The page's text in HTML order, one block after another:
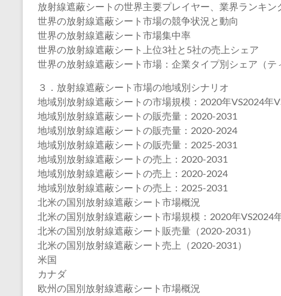
放射線遮蔽シートの世界主要プレイヤー、業界ランキン
世界の放射線遮蔽シート市場の競争状況と動向
世界の放射線遮蔽シート市場集中率
世界の放射線遮蔽シート上位3社と5社の売上シェア
世界の放射線遮蔽シート市場：企業タイプ別シェア（テ
３．放射線遮蔽シート市場の地域別シナリオ
地域別放射線遮蔽シートの市場規模：2020年VS2024年
地域別放射線遮蔽シートの販売量：2020-2031
地域別放射線遮蔽シートの販売量：2020-2024
地域別放射線遮蔽シートの販売量：2025-2031
地域別放射線遮蔽シートの売上：2020-2031
地域別放射線遮蔽シートの売上：2020-2024
地域別放射線遮蔽シートの売上：2025-2031
北米の国別放射線遮蔽シート市場概況
北米の国別放射線遮蔽シート市場規模：2020年VS2024
北米の国別放射線遮蔽シート販売量（2020-2031）
北米の国別放射線遮蔽シート売上（2020-2031）
米国
カナダ
欧州の国別放射線遮蔽シート市場概況